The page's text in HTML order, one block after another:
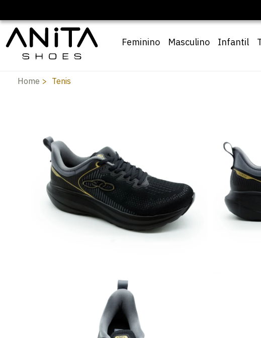
Feminino Masculino Infantil
Home Tenis